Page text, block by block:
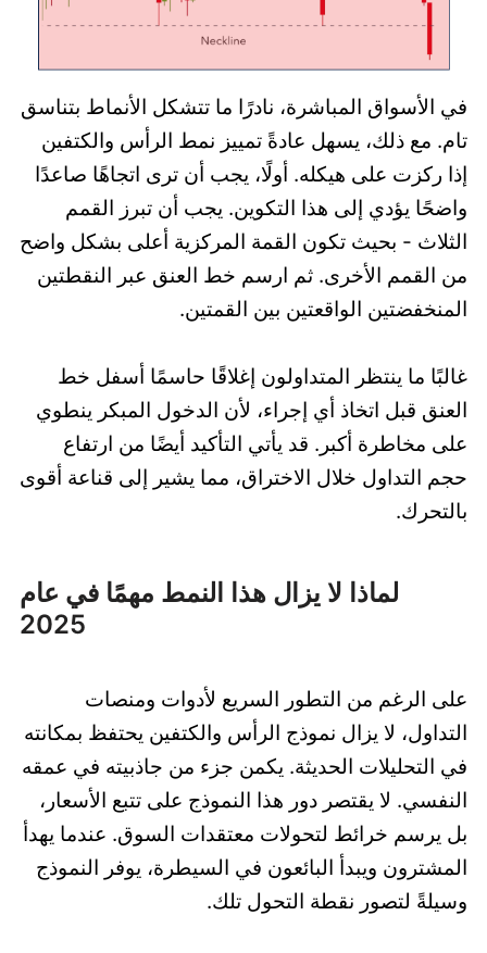
في الأسواق المباشرة، نادرًا ما تتشكل الأنماط بتناسق
تام. مع ذلك، يسهل عادةً تمييز نمط الرأس والكتفين
إذا ركزت على هيكله. أولًا، يجب أن ترى اتجاهًا صاعدًا
واضحًا يؤدي إلى هذا التكوين. يجب أن تبرز القمم
الثلاث - بحيث تكون القمة المركزية أعلى بشكل واضح
من القمم الأخرى. ثم ارسم خط العنق عبر النقطتين
المنخفضتين الواقعتين بين القمتين.
غالبًا ما ينتظر المتداولون إغلاقًا حاسمًا أسفل خط
العنق قبل اتخاذ أي إجراء، لأن الدخول المبكر ينطوي
على مخاطرة أكبر. قد يأتي التأكيد أيضًا من ارتفاع
حجم التداول خلال الاختراق، مما يشير إلى قناعة أقوى
بالتحرك.
لماذا لا يزال هذا النمط مهمًا في عام
2025
على الرغم من التطور السريع لأدوات ومنصات
التداول، لا يزال نموذج الرأس والكتفين يحتفظ بمكانته
في التحليلات الحديثة. يكمن جزء من جاذبيته في عمقه
النفسي. لا يقتصر دور هذا النموذج على تتبع الأسعار،
بل يرسم خرائط لتحولات معتقدات السوق. عندما يهدأ
المشترون ويبدأ البائعون في السيطرة، يوفر النموذج
وسيلةً لتصور نقطة التحول تلك.